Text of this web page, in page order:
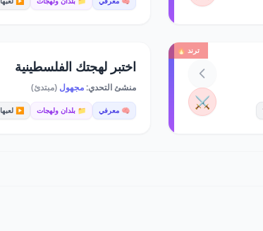
ترند 🔥
⚔️
اختبر لهجتك الفلسطينية
منشئ التحدي:مجهول (مبتدئ)
🧠 معرفي 📁 بلدان ولهجات ▶️ لعبها 58